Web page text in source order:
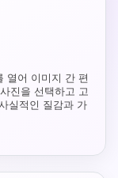
열어 이미지 간 편
진을 선택하고 고
실적인 질감과 가